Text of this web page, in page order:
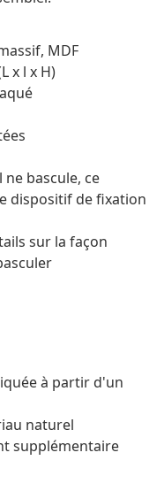
MDF
x l x H)
bascule, ce
dispositif de fixation
sur la façon
à partir d'un
naturel
supplémentaire